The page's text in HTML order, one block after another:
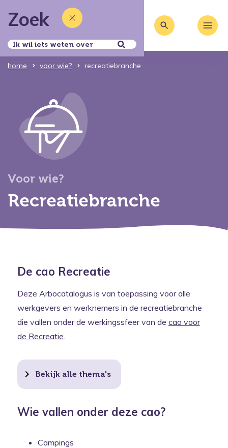
Zoek
home voor wie? recreatiebranche
Voor wie?
Recreatiebranche
De cao Recreatie
Deze Arbocatalogus is van toepassing voor alle
werkgevers en werknemers in de recreatiebranche
die vallen onder de werkingssfeer van de cao voor
de Recreatie
Bekijk alle thema's
Wie vallen onder deze cao?
Campings